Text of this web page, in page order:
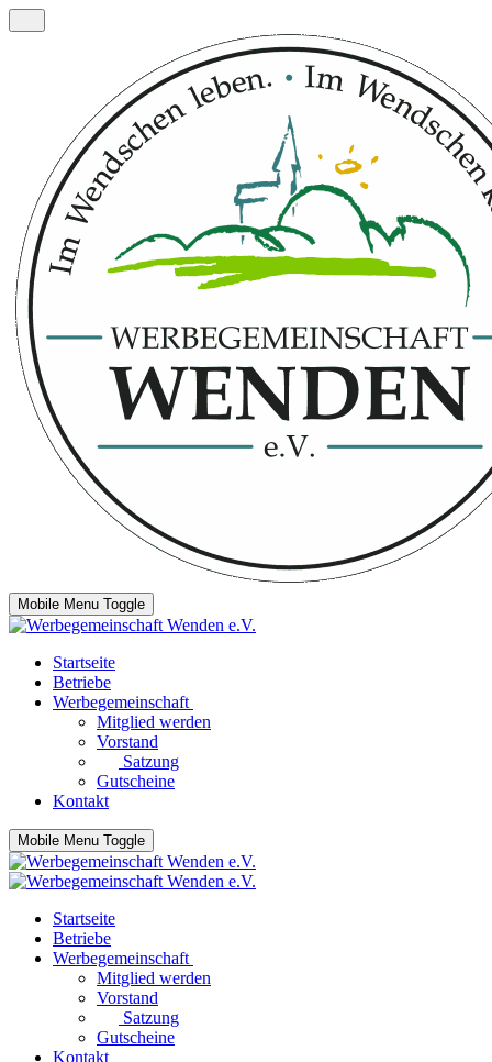
Mobile Menu Toggle
Startseite
Betriebe
Werbegemeinschaft
Mitglied werden
Vorstand
Satzung
Gutscheine
Kontakt
Mobile Menu Toggle
Startseite
Betriebe
Werbegemeinschaft
Mitglied werden
Vorstand
Satzung
Gutscheine
Kontakt